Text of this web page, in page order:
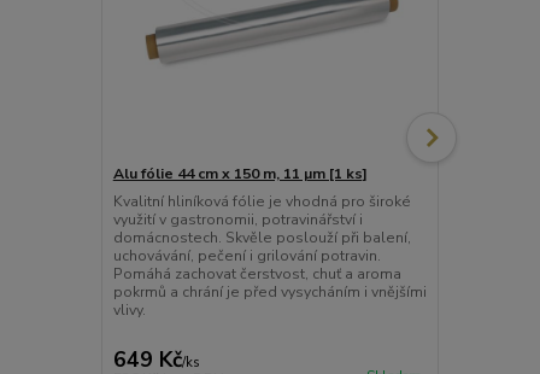
Alu fólie 44 cm x 150 m, 11 µm [1 ks]
Kvalitní hliníková fólie je vhodná pro široké
využití v gastronomii, potravinářství i
domácnostech. Skvěle poslouží při balení,
uchovávání, pečení i grilování potravin.
Pomáhá zachovat čerstvost, chuť a aroma
pokrmů a chrání je před vysycháním i vnějšími
vlivy.
649 Kč/ks